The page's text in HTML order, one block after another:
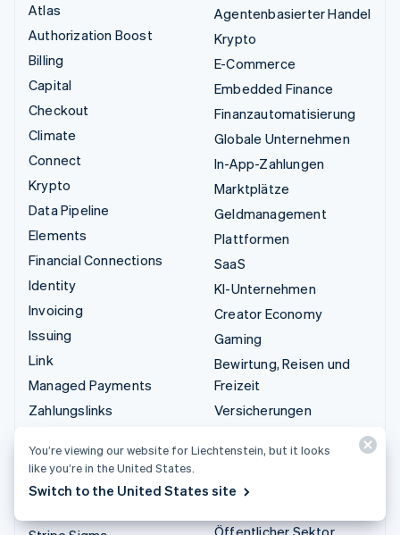
Atlas
Authorization Boost
Billing
Capital
Checkout
Climate
Connect
Krypto
Data Pipeline
Elements
Financial Connections
Identity
Invoicing
Issuing
Link
Managed Payments
Zahlungslinks
Payouts
Radar
Agentenbasierter Handel
Krypto
E-Commerce
Embedded Finance
Finanzautomatisierung
Globale Unternehmen
In-App-Zahlungen
Marktplätze
Geldmanagement
Plattformen
SaaS
KI-Unternehmen
Creator Economy
Gaming
Bewirtung, Reisen und
Freizeit
Versicherungen
Medien und Unterhaltung
Gemeinnützige
Organisationen
You’re viewing our website for Liechtenstein, but it looks
like you’re in the United States.
Switch to the United States site